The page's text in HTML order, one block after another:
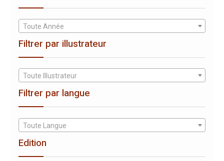
Toute Année
Filtrer par illustrateur
Toute Illustrateur
Filtrer par langue
Toute Langue
Edition